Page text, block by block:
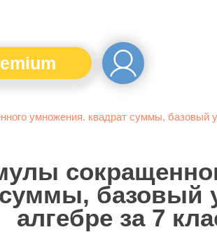
умножения. квадрат суммы, базовый
базовый
алгебре за 7